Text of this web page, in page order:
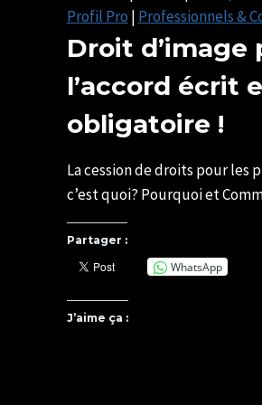
Profil Pro | Professionnels &
Droit d’image
l’accord écrit
obligatoire !
CHATELAIS
La cession de droits pour les
c’est quoi? Pourquoi et
Partager :
WhatsApp
J’aime ça :